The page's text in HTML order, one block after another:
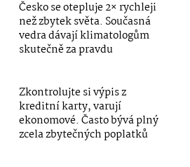
Česko se otepluje 2× rychleji
než zbytek světa. Současná
vedra dávají klimatologům
skutečně za pravdu
Zkontrolujte si výpis z
kreditní karty, varují
ekonomové. Často bývá plný
zcela zbytečných poplatků